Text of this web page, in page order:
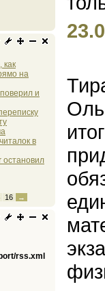
как
на
и
в
остановил
16 →
rss.xml